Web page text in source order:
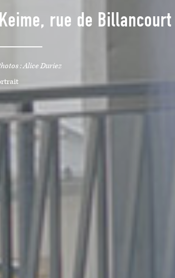
rue de Billancourt
: Alice Duriez